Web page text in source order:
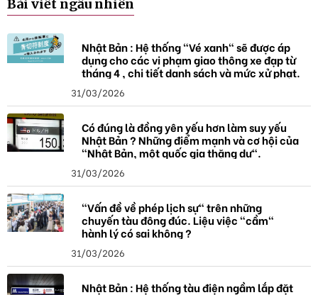
h
a
Bài viết ngẫu nhiên
Nhật Bản : Hệ thống "Vé xanh" sẽ được áp
dụng cho các vi phạm giao thông xe đạp từ
tháng 4 , chi tiết danh sách và mức xử phạt.
31/03/2026
Có đúng là đồng yên yếu hơn làm suy yếu
Nhật Bản ? Những điểm mạnh và cơ hội của
"Nhật Bản, một quốc gia thặng dư".
31/03/2026
"Vấn đề về phép lịch sự" trên những
chuyến tàu đông đúc. Liệu việc "cầm"
hành lý có sai không ?
31/03/2026
Nhật Bản : Hệ thống tàu điện ngầm lắp đặt